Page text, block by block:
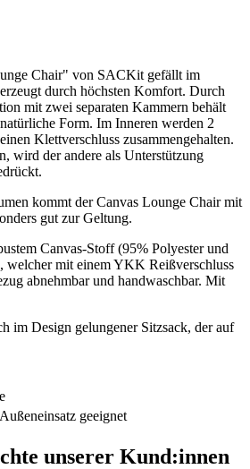
Chair" von SACKit gefällt im
durch höchsten Komfort. Durch
mit zwei separaten Kammern behält
Form. Im Inneren werden 2
Klettverschluss zusammengehalten.
wird der andere als Unterstützung
kommt der Canvas Lounge Chair mit
gut zur Geltung.
Canvas-Stoff (95% Polyester und
welcher mit einem YKK Reißverschluss
abnehmbar und handwaschbar. Mit
im Design gelungener Sitzsack, der auf
geeignet
unserer Kund:innen